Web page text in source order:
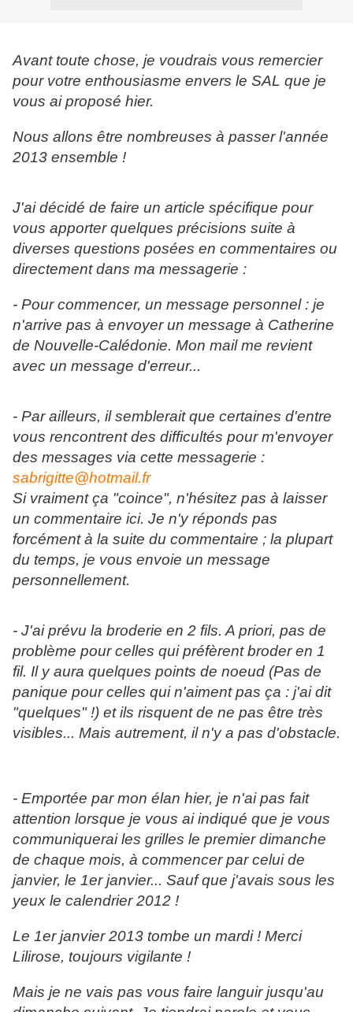
Avant toute chose, je voudrais vous remercier
pour votre enthousiasme envers le SAL que je
vous ai proposé hier.
Nous allons être nombreuses à passer l'année
2013 ensemble !
J'ai décidé de faire un article spécifique pour
vous apporter quelques précisions suite à
diverses questions posées en commentaires ou
directement dans ma messagerie :
- Pour commencer, un message personnel : je
n'arrive pas à envoyer un message à Catherine
de Nouvelle-Calédonie. Mon mail me revient
avec un message d'erreur...
- Par ailleurs, il semblerait que certaines d'entre
vous rencontrent des difficultés pour m'envoyer
des messages via cette messagerie :
sabrigitte@hotmail.fr
Si vraiment ça "coince", n'hésitez pas à laisser
un commentaire ici. Je n'y réponds pas
forcément à la suite du commentaire ; la plupart
du temps, je vous envoie un message
personnellement.
- J'ai prévu la broderie en 2 fils. A priori, pas de
problème pour celles qui préfèrent broder en 1
fil. Il y aura quelques points de noeud (Pas de
panique pour celles qui n'aiment pas ça : j'ai dit
"quelques" !) et ils risquent de ne pas être très
visibles... Mais autrement, il n'y a pas d'obstacle.
- Emportée par mon élan hier, je n'ai pas fait
attention lorsque je vous ai indiqué que je vous
communiquerai les grilles le premier dimanche
de chaque mois, à commencer par celui de
janvier, le 1er janvier... Sauf que j'avais sous les
yeux le calendrier 2012 !
Le 1er janvier 2013 tombe un mardi ! Merci
Lilirose, toujours vigilante !
Mais je ne vais pas vous faire languir jusqu'au